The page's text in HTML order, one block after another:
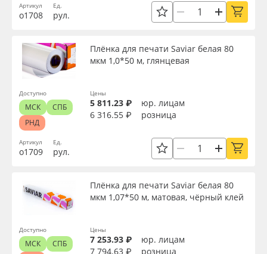
Артикул
о1708
Ед.
рул.
Артикул
о1709
Плёнка для печати Saviar белая 80
мкм 1,0*50 м, глянцевая
Ед.
рул.
Цены
5 811.23 ₽
юр. лицам
6 316.55 ₽
розница
Доступно
МСК
СПБ
РНД
Плёнка для печати Saviar белая 80
мкм 1,07*50 м, матовая, чёрный клей
Цены
7 253.93 ₽
юр. лицам
7 794.63 ₽
розница
Доступно
МСК
СПБ